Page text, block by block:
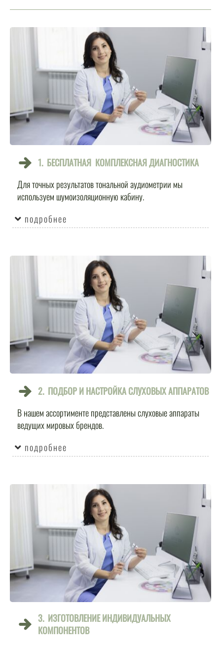
1. БЕСПЛАТНАЯ КОМПЛЕКСНАЯДИАГНОСТИКА
Для точных результатов тональной аудиометрии мы
используем шумоизоляционную кабину.
подробнее
2. ПОДБОРИ НАСТРОЙКА СЛУХОВЫХАППАРАТОВ
В нашем ассортименте представлены слуховые аппараты
ведущих мировых брендов.
подробнее
3. ИЗГОТОВЛЕНИЕ ИНДИВИДУАЛЬНЫХ
КОМПОНЕНТОВ